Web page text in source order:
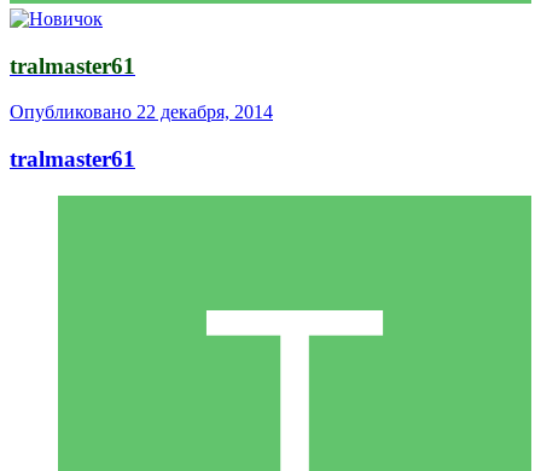
tralmaster61
Опубликовано 22 декабря, 2014
tralmaster61